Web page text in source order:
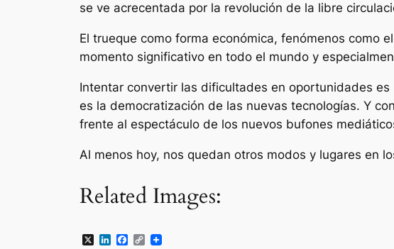
se ve acrecentada por la revolución de la libre
El trueque como forma económica, fenómenos como
momento significativo en todo el mundo y
Intentar convertir las dificultades en oportunidades
es la democratización de las nuevas tecnologías. Y
frente al espectáculo de los nuevos bufones
Al menos hoy, nos quedan otros modos y lugares en
Related Images:
X LinkedInFacebook
Copy